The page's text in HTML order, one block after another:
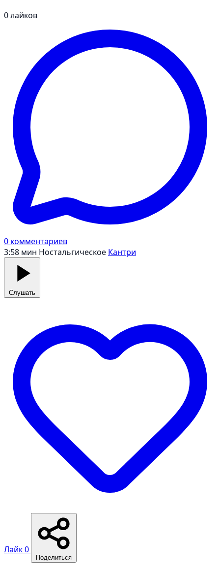
0лайков
0 комментариев
3:58 мин Ностальгическое Кантри
Слушать
Лайк0
Поделиться